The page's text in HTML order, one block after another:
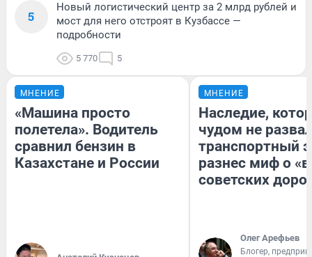
5
Новый логистический центр за 2 млрд рублей и
мост для него отстроят в Кузбассе —
подробности
5 770 5
МНЕНИЕ
«Машина просто
полетела». Водитель
сравнил бензин в
Казахстане и России
МНЕНИЕ
Наследие,
чудом не
транспортный
разнес миф о
советских
Олег Арефьев
Блогер,